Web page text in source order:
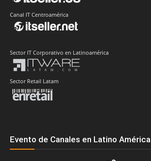
Canal IT Centroamérica
Sector IT Corporativo en Latinoamérica
Sector Retail Latam
Evento de Canales en Latino América